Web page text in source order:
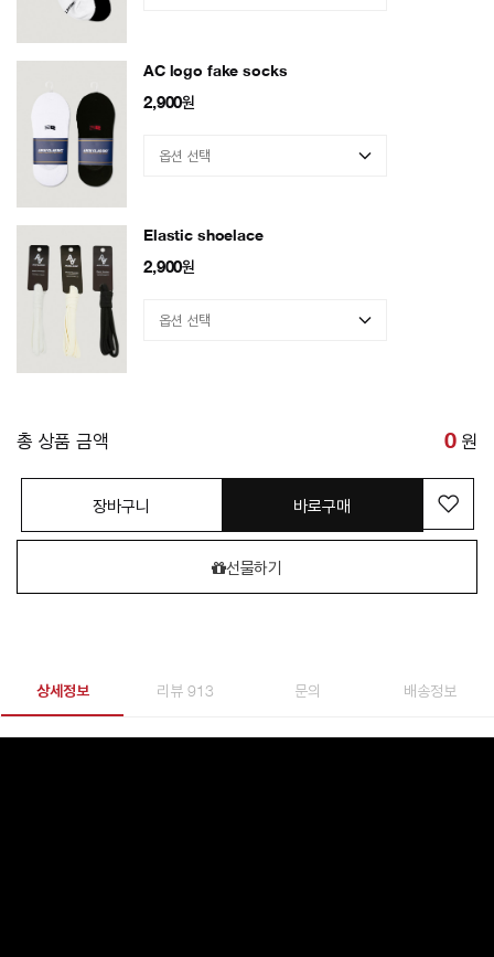
AC logo fake socks
2,900원
Elastic shoelace
2,900원
총 상품 금액 0 원
장바구니 바로구매
선물하기
상세정보 리뷰 913 문의 배송정보